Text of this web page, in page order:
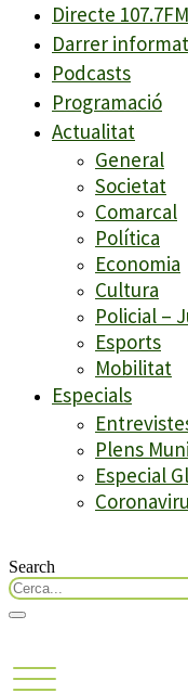
Directe 107.7FM
Darrer
Podcasts
Programació
Actualitat
General
Societat
Comarcal
Política
Economia
Cultura
Policial –
Esports
Mobilitat
Especials
Plens
Especial
Search